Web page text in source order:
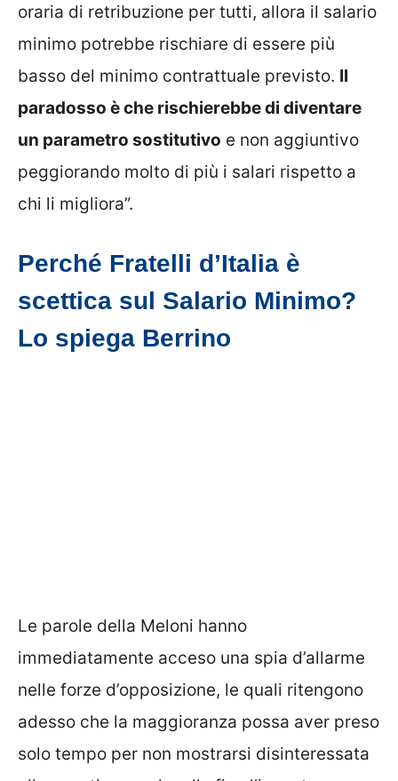
oraria di retribuzione per tutti, allora il salario
minimo potrebbe rischiare di essere più
basso del minimo contrattuale previsto. Il
paradosso è che rischierebbe di diventare
un parametro sostitutivo e non aggiuntivo
peggiorando molto di più i salari rispetto a
chi li migliora”.
Perché Fratelli d’Italia è
scettica sul Salario Minimo?
Lo spiega Berrino
Le parole della Meloni hanno
immediatamente acceso una spia d’allarme
nelle forze d’opposizione, le quali ritengono
adesso che la maggioranza possa aver preso
solo tempo per non mostrarsi disinteressata